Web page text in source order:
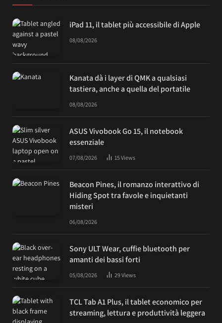
iPad 11, il tablet più accessibile di Apple
08/08/2026
Kanata dà i layer di QMK a qualsiasi
tastiera, anche a quella del portatile
08/08/2026
ASUS Vivobook Go 15, il notebook
essenziale
07/08/2026 15Views
Beacon Pines, il romanzo interattivo di
Hiding Spot tra favole e inquietanti
misteri
06/08/2026
Sony ULT Wear, cuffie bluetooth per
amanti dei bassi forti
05/08/2026 29Views
TCL Tab A1 Plus, il tablet economico per
streaming, lettura e produttività leggera